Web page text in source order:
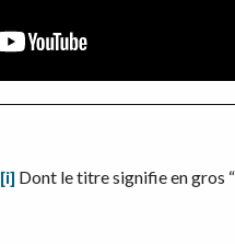
[i] Dont le titre signifie en gros